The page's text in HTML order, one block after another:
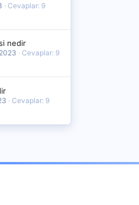
Cevaplar: 9
nedir
Cevaplar: 9
Cevaplar: 9